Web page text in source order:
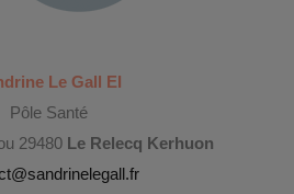
Le Gall EI
Pôle Santé
29480 Le Relecq Kerhuon